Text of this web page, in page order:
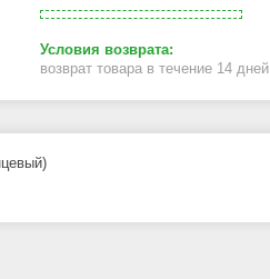
возврат товара в течение 14 дней